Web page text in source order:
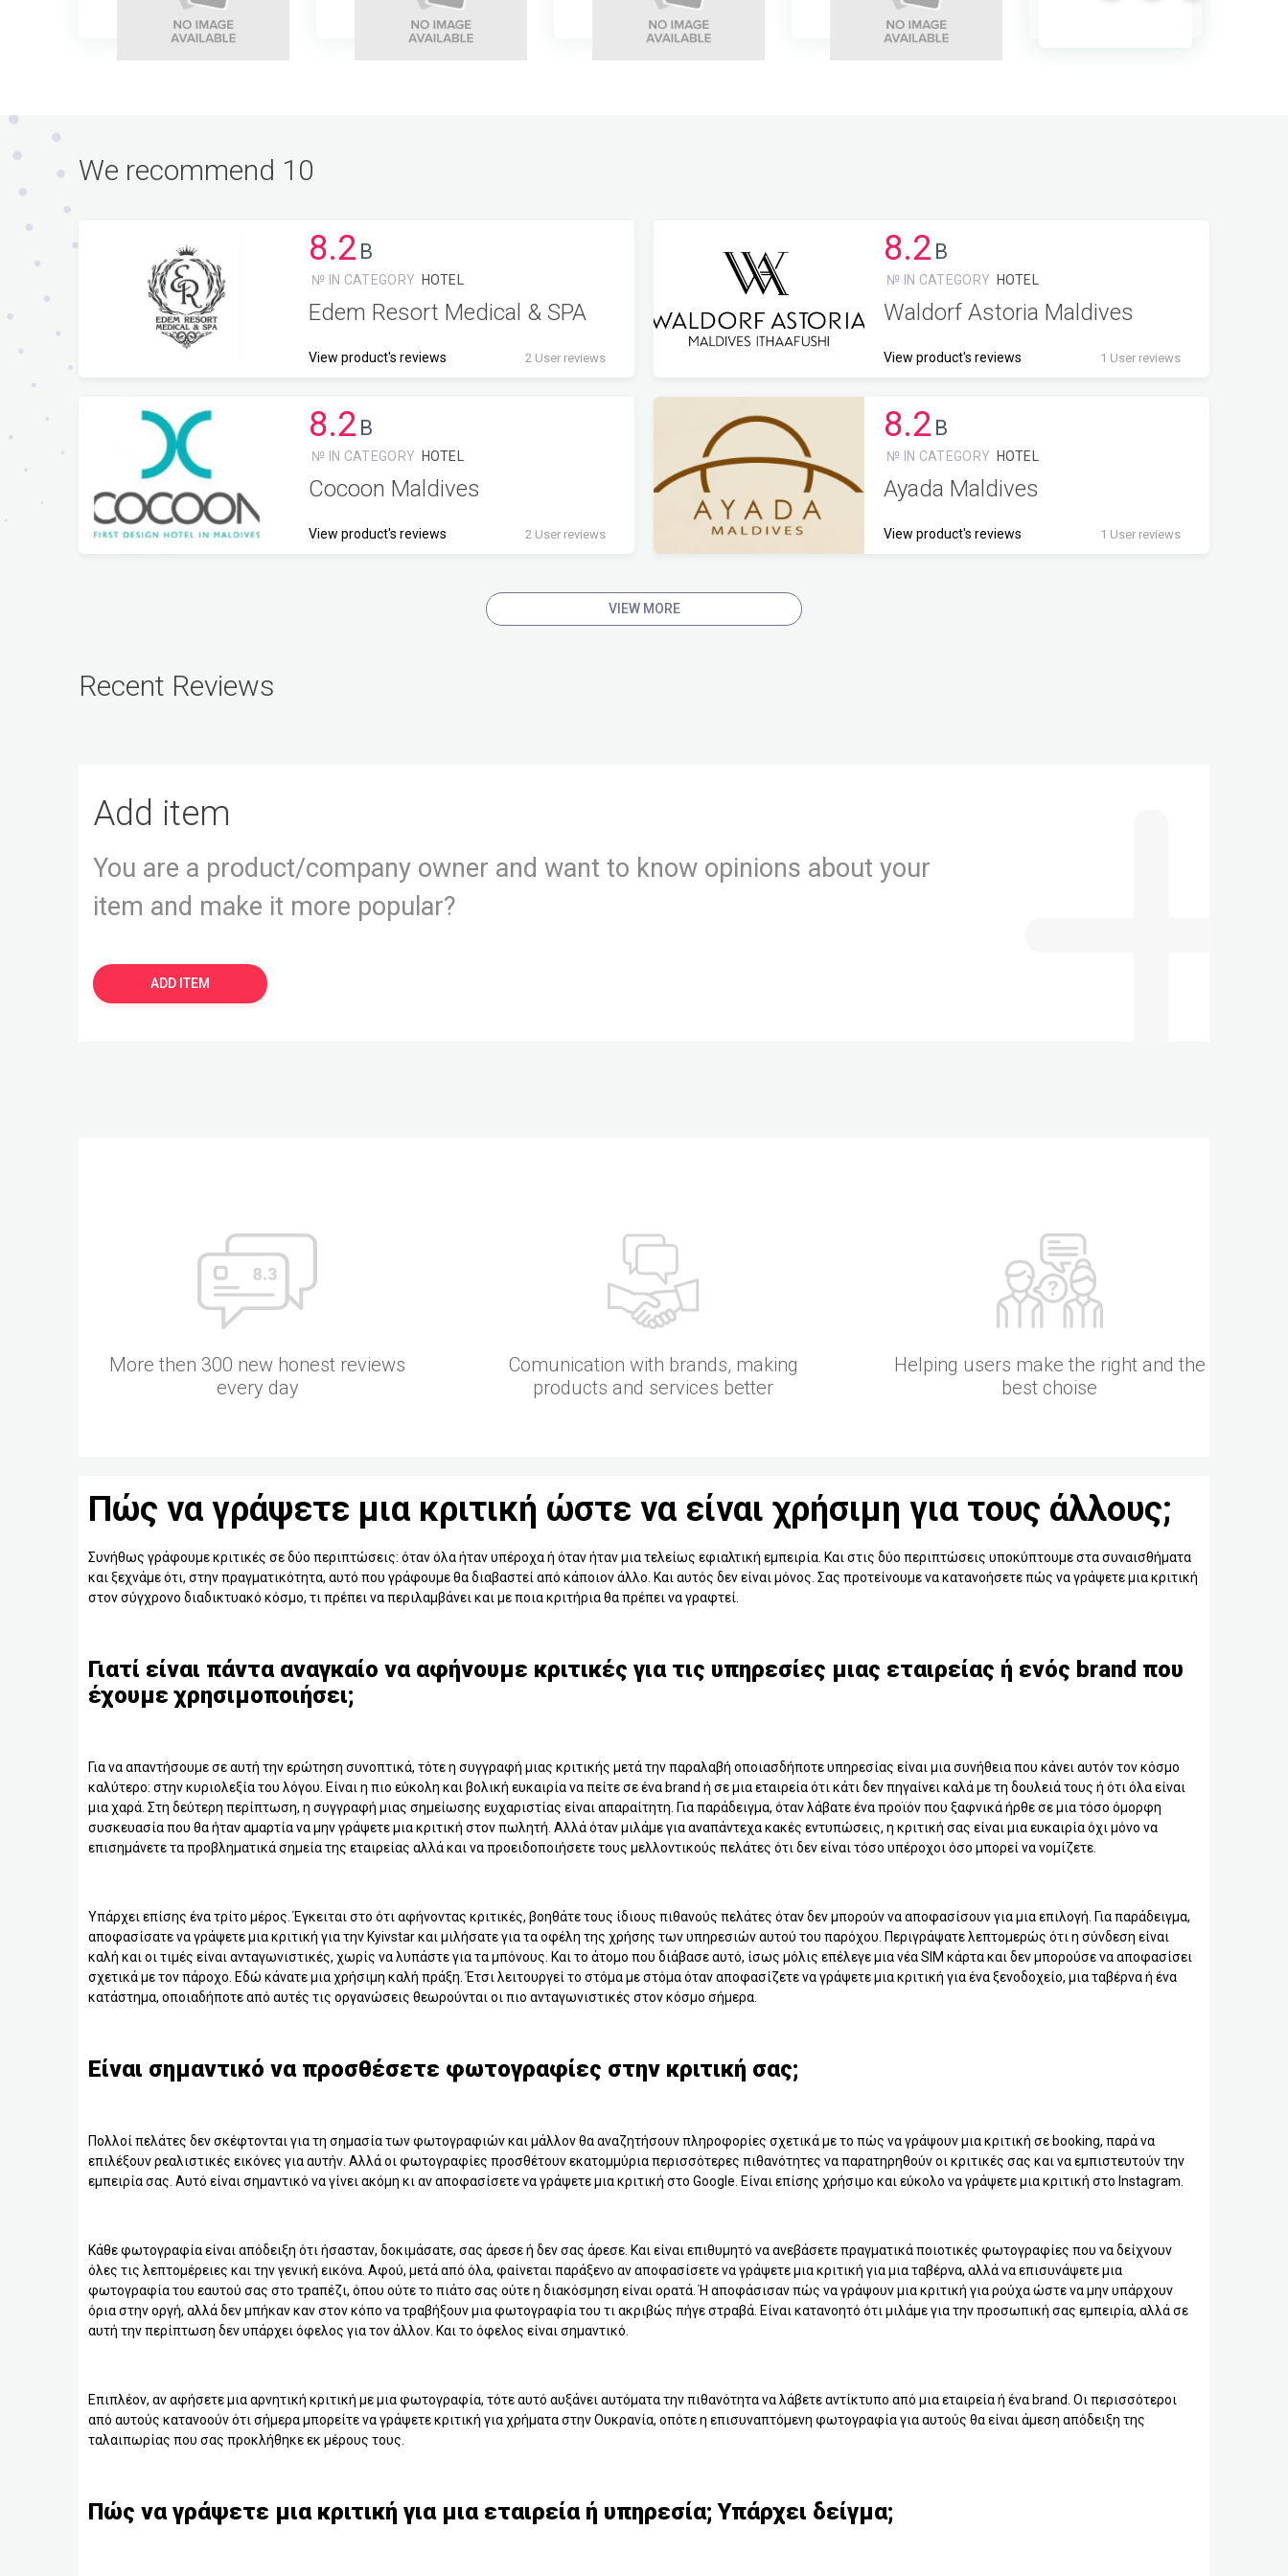
далеко даже пляж находиться, можно пешком
ходить. Но для ленивых даже трансфер возит.
нравилась, но все равно советовать
“Джумейра Саадият Айленд Резорт”
полноценно не могу (по собственному опыту),
We recommend 10
8.2 B
№ IN CATEGORY HOTEL
Edem Resort Medical & SPA
View product's reviews 2 User reviews
8.2 B
№ IN CATEGORY HOTEL
Waldorf Astoria Maldives
View product's reviews 1 User reviews
8.2 B
№ IN CATEGORY HOTEL
Cocoon Maldives
View product's reviews 2 User reviews
8.2 B
№ IN CATEGORY HOTEL
Ayada Maldives
View product's reviews 1 User reviews
VIEW MORE
Recent Reviews
Add item
You are a product/company owner and want to know opinions about your
item and make it more popular?
ADD ITEM
More then 300 new honest reviews
every day
Comunication with brands, making
products and services better
Helping users make the right and the
best choise
Πώς να γράψετε μια κριτική ώστε να είναι χρήσιμη για τους άλλους;
Συνήθως γράφουμε κριτικές σε δύο περιπτώσεις: όταν όλα ήταν υπέροχα ή όταν ήταν μια τελείως εφιαλτική εμπειρία. Και στις δύο περιπτώσεις υποκύπτουμε στα συναισθήματα
και ξεχνάμε ότι, στην πραγματικότητα, αυτό που γράφουμε θα διαβαστεί από κάποιον άλλο. Και αυτός δεν είναι μόνος. Σας προτείνουμε να κατανοήσετε πώς να γράψετε μια κριτική
στον σύγχρονο διαδικτυακό κόσμο, τι πρέπει να περιλαμβάνει και με ποια κριτήρια θα πρέπει να γραφτεί.
Γιατί είναι πάντα αναγκαίο να αφήνουμε κριτικές για τις υπηρεσίες μιας εταιρείας ή ενός brand που
έχουμε χρησιμοποιήσει;
Για να απαντήσουμε σε αυτή την ερώτηση συνοπτικά, τότε η συγγραφή μιας κριτικής μετά την παραλαβή οποιασδήποτε υπηρεσίας είναι μια συνήθεια που κάνει αυτόν τον κόσμο
καλύτερο: στην κυριολεξία του λόγου. Είναι η πιο εύκολη και βολική ευκαιρία να πείτε σε ένα brand ή σε μια εταιρεία ότι κάτι δεν πηγαίνει καλά με τη δουλειά τους ή ότι όλα είναι
μια χαρά. Στη δεύτερη περίπτωση, η συγγραφή μιας σημείωσης ευχαριστίας είναι απαραίτητη. Για παράδειγμα, όταν λάβατε ένα προϊόν που ξαφνικά ήρθε σε μια τόσο όμορφη
συσκευασία που θα ήταν αμαρτία να μην γράψετε μια κριτική στον πωλητή. Αλλά όταν μιλάμε για αναπάντεχα κακές εντυπώσεις, η κριτική σας είναι μια ευκαιρία όχι μόνο να
επισημάνετε τα προβληματικά σημεία της εταιρείας αλλά και να προειδοποιήσετε τους μελλοντικούς πελάτες ότι δεν είναι τόσο υπέροχοι όσο μπορεί να νομίζετε.
Υπάρχει επίσης ένα τρίτο μέρος. Έγκειται στο ότι αφήνοντας κριτικές, βοηθάτε τους ίδιους πιθανούς πελάτες όταν δεν μπορούν να αποφασίσουν για μια επιλογή. Για παράδειγμα,
αποφασίσατε να γράψετε μια κριτική για την Kyivstar και μιλήσατε για τα οφέλη της χρήσης των υπηρεσιών αυτού του παρόχου. Περιγράψατε λεπτομερώς ότι η σύνδεση είναι
καλή και οι τιμές είναι ανταγωνιστικές, χωρίς να λυπάστε για τα μπόνους. Και το άτομο που διάβασε αυτό, ίσως μόλις επέλεγε μια νέα SIM κάρτα και δεν μπορούσε να αποφασίσει
σχετικά με τον πάροχο. Εδώ κάνατε μια χρήσιμη καλή πράξη. Έτσι λειτουργεί το στόμα με στόμα όταν αποφασίζετε να γράψετε μια κριτική για ένα ξενοδοχείο, μια ταβέρνα ή ένα
κατάστημα, οποιαδήποτε από αυτές τις οργανώσεις θεωρούνται οι πιο ανταγωνιστικές στον κόσμο σήμερα.
Είναι σημαντικό να προσθέσετε φωτογραφίες στην κριτική σας;
Πολλοί πελάτες δεν σκέφτονται για τη σημασία των φωτογραφιών και μάλλον θα αναζητήσουν πληροφορίες σχετικά με το πώς να γράψουν μια κριτική σε booking, παρά να
επιλέξουν ρεαλιστικές εικόνες για αυτήν. Αλλά οι φωτογραφίες προσθέτουν εκατομμύρια περισσότερες πιθανότητες να παρατηρηθούν οι κριτικές σας και να εμπιστευτούν την
εμπειρία σας. Αυτό είναι σημαντικό να γίνει ακόμη κι αν αποφασίσετε να γράψετε μια κριτική στο Google. Είναι επίσης χρήσιμο και εύκολο να γράψετε μια κριτική στο Instagram.
Κάθε φωτογραφία είναι απόδειξη ότι ήσασταν, δοκιμάσατε, σας άρεσε ή δεν σας άρεσε. Και είναι επιθυμητό να ανεβάσετε πραγματικά ποιοτικές φωτογραφίες που να δείχνουν
όλες τις λεπτομέρειες και την γενική εικόνα. Αφού, μετά από όλα, φαίνεται παράξενο αν αποφασίσετε να γράψετε μια κριτική για μια ταβέρνα, αλλά να επισυνάψετε μια
φωτογραφία του εαυτού σας στο τραπέζι, όπου ούτε το πιάτο σας ούτε η διακόσμηση είναι ορατά. Ή αποφάσισαν πώς να γράψουν μια κριτική για ρούχα ώστε να μην υπάρχουν
όρια στην οργή, αλλά δεν μπήκαν καν στον κόπο να τραβήξουν μια φωτογραφία του τι ακριβώς πήγε στραβά. Είναι κατανοητό ότι μιλάμε για την προσωπική σας εμπειρία, αλλά σε
αυτή την περίπτωση δεν υπάρχει όφελος για τον άλλον. Και το όφελος είναι σημαντικό.
Επιπλέον, αν αφήσετε μια αρνητική κριτική με μια φωτογραφία, τότε αυτό αυξάνει αυτόματα την πιθανότητα να λάβετε αντίκτυπο από μια εταιρεία ή ένα brand. Οι περισσότεροι
από αυτούς κατανοούν ότι σήμερα μπορείτε να γράψετε κριτική για χρήματα στην Ουκρανία, οπότε η επισυναπτόμενη φωτογραφία για αυτούς θα είναι άμεση απόδειξη της
ταλαιπωρίας που σας προκλήθηκε εκ μέρους τους.
Πώς να γράψετε μια κριτική για μια εταιρεία ή υπηρεσία; Υπάρχει δείγμα;